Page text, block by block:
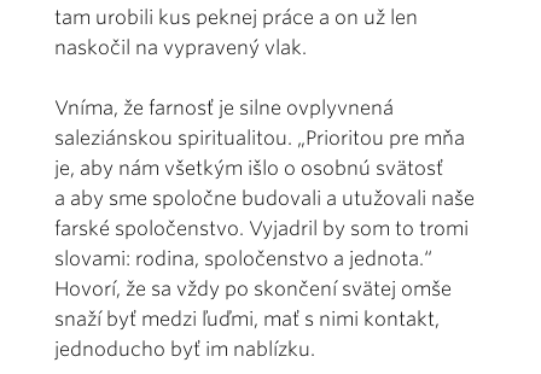
tam urobili kus peknej práce a on už len
naskočil na vypravený vlak.
Vníma, že farnosť je silne ovplyvnená
saleziánskou spiritualitou. „Prioritou pre mňa
je, aby nám všetkým išlo o osobnú svätosť
a aby sme spoločne budovali a utužovali naše
farské spoločenstvo. Vyjadril by som to tromi
slovami: rodina, spoločenstvo a jednota.“
Hovorí, že sa vždy po skončení svätej omše
snaží byť medzi ľuďmi, mať s nimi kontakt,
jednoducho byť im nablízku.